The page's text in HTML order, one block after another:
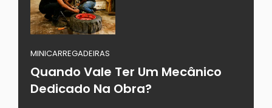
MINICARREGADEIRAS
Quando Vale Ter Um Mecânico
Dedicado Na Obra?